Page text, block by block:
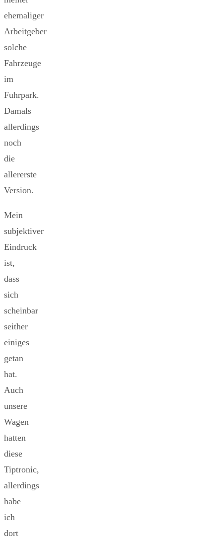
ehemaliger
Arbeitgeber
solche
Fahrzeuge
im
Fuhrpark.
Damals
allerdings
noch
die
allererste
Version.
Mein
subjektiver
Eindruck
ist,
dass
sich
scheinbar
seither
einiges
getan
hat.
Auch
unsere
Wagen
hatten
diese
Tiptronic,
allerdings
habe
ich
dort